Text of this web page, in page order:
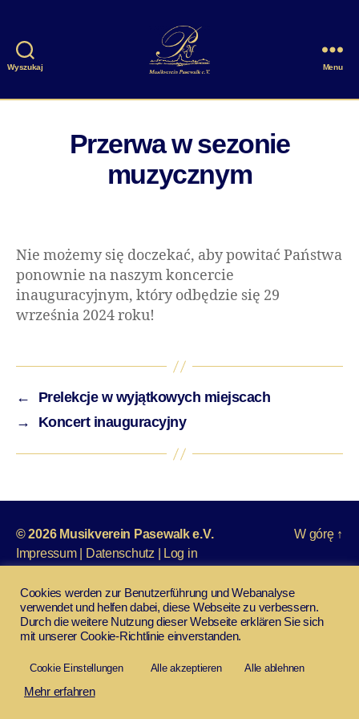
Wyszukaj
Pasewalk
Menu
Przerwa w sezonie
muzycznym
Nie możemy się doczekać, aby powitać Państwa
ponownie na naszym koncercie
inauguracyjnym, który odbędzie się 29
września 2024 roku!
←
Prelekcje w wyjątkowych miejscach
→
Koncert inauguracyjny
© 2026 Musikverein Pasewalk e.V.
Impressum| Datenschutz Log in
W górę ↑
Cookies werden zur Benutzerführung und Webanalyse
verwendet und helfen dabei, diese Webseite zu verbessern.
Durch die weitere Nutzung dieser Webseite erklären Sie sich
mit unserer Cookie-Richtlinie einverstanden.
Cookie Einstellungen Alle akzeptieren Alle ablehnen
Mehr erfahren